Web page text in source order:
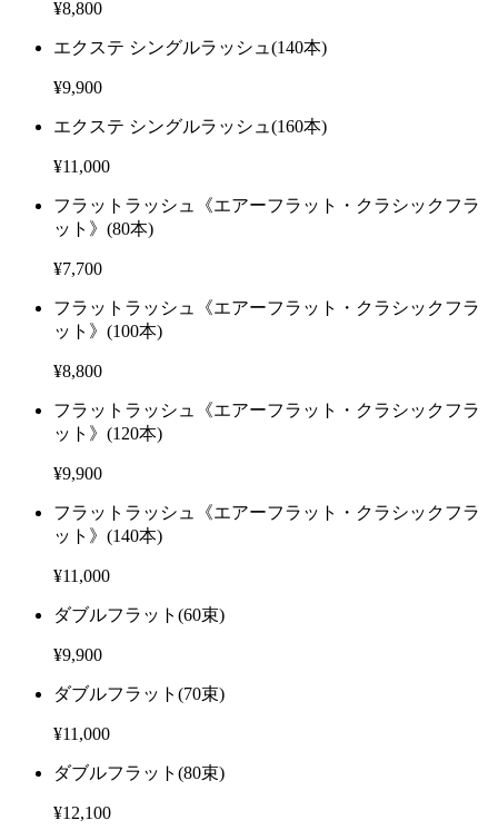
¥8,800
エクステ シングルラッシュ (140本)
¥9,900
エクステ シングルラッシュ (160本)
¥11,000
フラットラッシュ《エアーフラット・クラシックフラ
ット》 (80本)
¥7,700
フラットラッシュ《エアーフラット・クラシックフラ
ット》 (100本)
¥8,800
フラットラッシュ《エアーフラット・クラシックフラ
ット》 (120本)
¥9,900
フラットラッシュ《エアーフラット・クラシックフラ
ット》 (140本)
¥11,000
ダブルフラット (60束)
¥9,900
ダブルフラット (70束)
¥11,000
ダブルフラット (80束)
¥12,100